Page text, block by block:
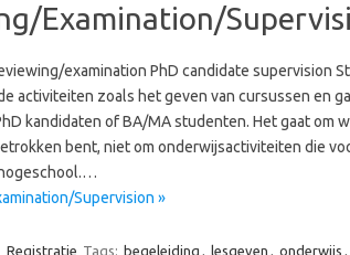
Examination/
examination PhD candidate supervision
activiteiten zoals het geven van cursussen en
kandidaten of BA/MA studenten. Het gaat om
bent, niet om onderwijsactiviteiten die
Supervision »
Registratie Tags: begeleiding , lesgeven , onderwijs ,